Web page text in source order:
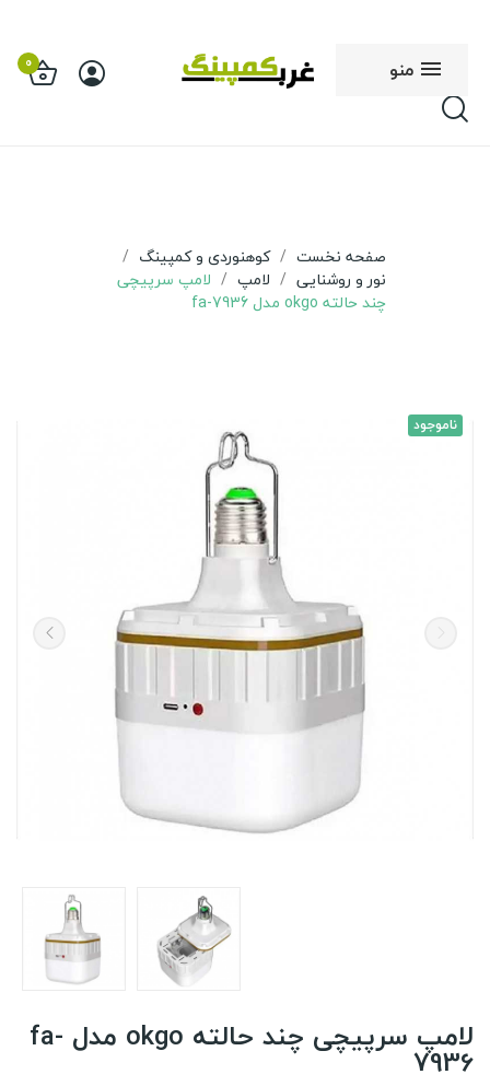
منو 0
صفحه نخست
کوهنوردی و کمپینگ
نور و روشنایی
لامپ
لامپ سرپیچی
چند حالته okgo مدل fa-7936
ناموجود
لامپ سرپیچی چند حالته okgo مدل fa-
7936